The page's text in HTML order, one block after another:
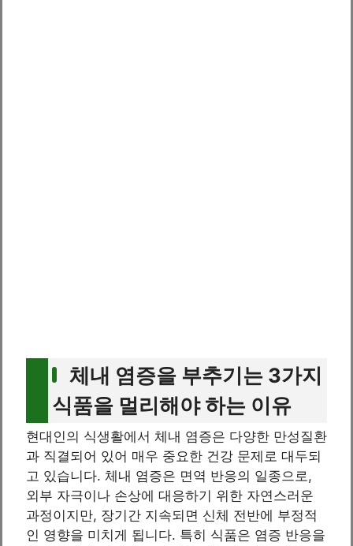
체내 염증을 부추기는 3가지
식품을 멀리해야 하는 이유
현대인의 식생활에서 체내 염증은 다양한 만성질환
과 직결되어 있어 매우 중요한 건강 문제로 대두되
고 있습니다. 체내 염증은 면역 반응의 일종으로,
외부 자극이나 손상에 대응하기 위한 자연스러운
과정이지만, 장기간 지속되면 신체 전반에 부정적
인 영향을 미치게 됩니다. 특히 식품은 염증 반응을